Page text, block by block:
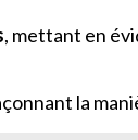
, mettant en
la